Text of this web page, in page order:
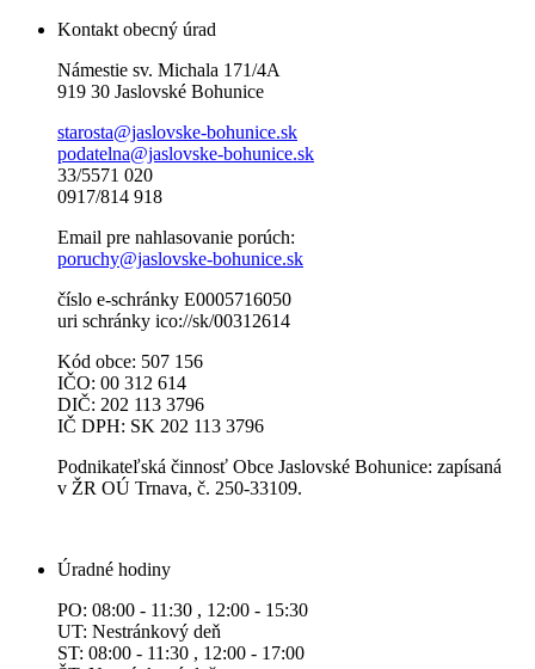
Kontakt obecný úrad
Námestie sv. Michala 171/4A
919 30 Jaslovské Bohunice
starosta@jaslovske-bohunice.sk
podatelna@jaslovske-bohunice.sk
33/5571 020
0917/814 918
Email pre nahlasovanie porúch:
poruchy@jaslovske-bohunice.sk
číslo e-schránky E0005716050
uri schránky ico://sk/00312614
Kód obce: 507 156
IČO: 00 312 614
DIČ: 202 113 3796
IČ DPH: SK 202 113 3796
Podnikateľská činnosť Obce Jaslovské Bohunice: zapísaná
v ŽR OÚ Trnava, č. 250-33109.
Úradné hodiny
PO: 08:00 - 11:30 , 12:00 - 15:30
UT: Nestránkový deň
ST: 08:00 - 11:30 , 12:00 - 17:00